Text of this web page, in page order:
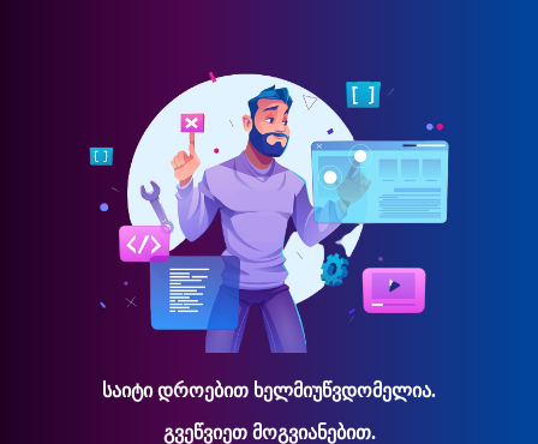
საიტი დროებით ხელმიუწვდომელია.
გვეწვიეთ მოგვიანებით.